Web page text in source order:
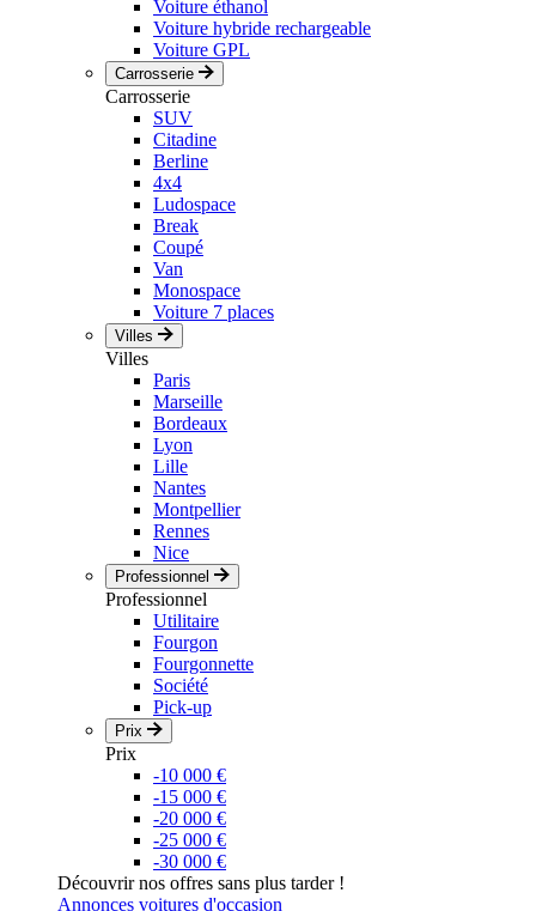
Voiture éthanol
Voiture hybride rechargeable
Voiture GPL
Carrosserie
Carrosserie
SUV
Citadine
Berline
4x4
Ludospace
Break
Coupé
Van
Monospace
Voiture 7 places
Villes
Villes
Paris
Marseille
Bordeaux
Lyon
Lille
Nantes
Montpellier
Rennes
Nice
Professionnel
Professionnel
Utilitaire
Fourgon
Fourgonnette
Société
Pick-up
Prix
Prix
-10 000 €
-15 000 €
-20 000 €
-25 000 €
-30 000 €
Découvrir nos offres sans plus tarder !
Annonces voitures d'occasion